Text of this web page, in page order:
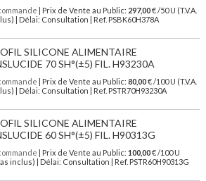
| Prix de Vente au Public: 297,00€ /50 U (T.V.A.
| Délai: Consultation | Ref. PSBK60H378A
SILICONE ALIMENTAIRE
70 SH°(±5) FIL. H93230A
| Prix de Vente au Public: 80,00€ /100 U (T.V.A.
| Délai: Consultation | Ref. PSTR70H93230A
SILICONE ALIMENTAIRE
60 SH°(±5) FIL. H90313G
| Prix de Vente au Public: 100,00€ /100 U
inclus) | Délai: Consultation | Ref. PSTR60H90313G